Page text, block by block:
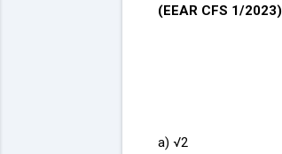
(EEAR CFS 1/2023)
a) √2